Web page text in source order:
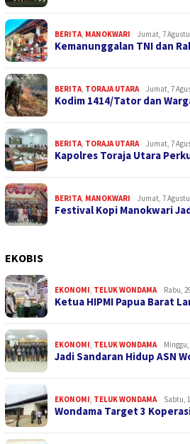
BERITA, MANOKWARI Jumat, 7
Kemanunggalan TNI dan
BERITA, TORAJA UTARA Jumat, 7
Kodim 1414/Tator dan
BERITA, TORAJA UTARA Jumat, 7
Kapolres Toraja Utara
BERITA, MANOKWARI Jumat, 7
Festival Kopi Manokwari
EKOBIS
EKONOMI, TELUK WONDAMA Rabu,
Ketua HIPMI Papua Barat
EKONOMI, TELUK WONDAMA
Jadi Sandaran Hidup ASN
EKONOMI, TELUK WONDAMA Sabtu,
Wondama Target 3